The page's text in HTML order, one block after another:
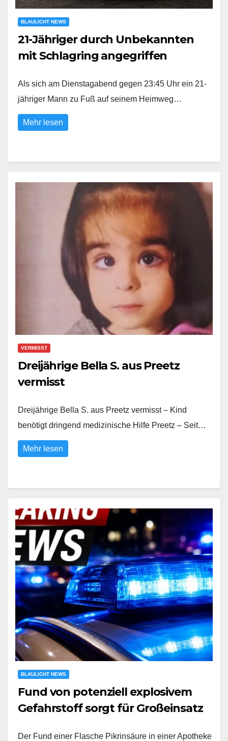
BLAULICHT NEWS
21-Jähriger durch Unbekannten
mit Schlagring angegriffen
Als sich am Dienstagabend gegen 23:45 Uhr ein 21-
jähriger Mann zu Fuß auf seinem Heimweg…
Mehr lesen
VERMISST
Dreijährige Bella S. aus Preetz
vermisst
Dreijährige Bella S. aus Preetz vermisst – Kind
benötigt dringend medizinische Hilfe Preetz – Seit…
Mehr lesen
BLAULICHT NEWS
Fund von potenziell explosivem
Gefahrstoff sorgt für Großeinsatz
Der Fund einer Flasche Pikrinsäure in einer Apotheke